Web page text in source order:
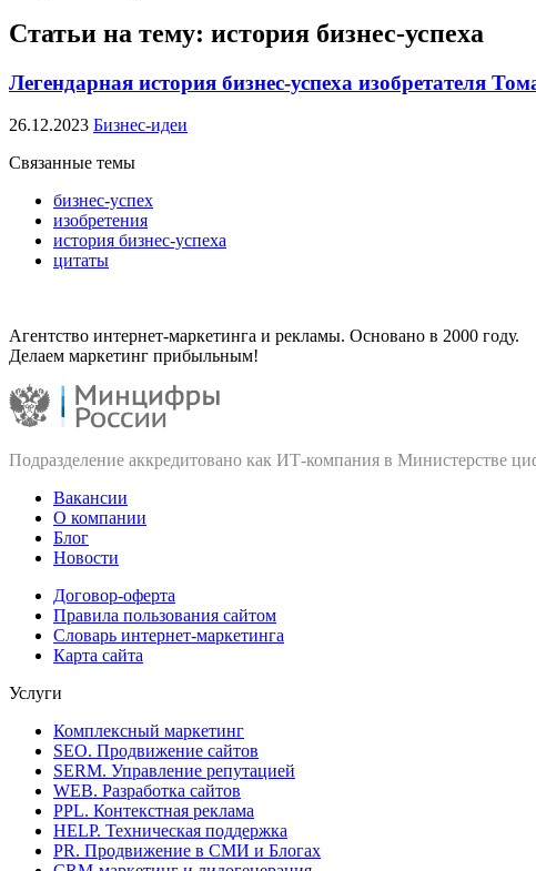
Статьи на тему: история бизнес-успеха
Легендарная история бизнес-успеха изобретателя
26.12.2023 Бизнес-идеи
Связанные темы
бизнес-успех
изобретения
история бизнес-успеха
цитаты
Агентство интернет-маркетинга и рекламы. Основано в 2000 году.
Делаем маркетинг прибыльным!
Подразделение аккредитовано как ИТ‑компания в Министерстве
Вакансии
О компании
Блог
Новости
Договор-оферта
Правила пользования сайтом
Словарь интернет-маркетинга
Карта сайта
Услуги
Комплексный маркетинг
SEO. Продвижение сайтов
SERM. Управление репутацией
WEB. Разработка сайтов
PPL. Контекстная реклама
HELP. Техническая поддержка
PR. Продвижение в СМИ и Блогах